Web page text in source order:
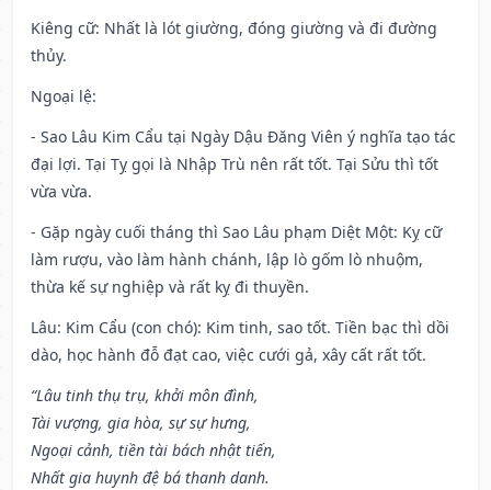
Kiêng cữ: Nhất là lót giường, đóng giường và đi đường
thủy.
Ngoại lệ:
- Sao Lâu Kim Cẩu tại Ngày Dậu Đăng Viên ý nghĩa tạo tác
đại lợi. Tại Tỵ gọi là Nhập Trù nên rất tốt. Tại Sửu thì tốt
vừa vừa.
- Gặp ngày cuối tháng thì Sao Lâu phạm Diệt Một: Kỵ cữ
làm rượu, vào làm hành chánh, lập lò gốm lò nhuộm,
thừa kế sự nghiệp và rất kỵ đi thuyền.
Lâu: Kim Cẩu (con chó): Kim tinh, sao tốt. Tiền bạc thì dồi
dào, học hành đỗ đạt cao, việc cưới gả, xây cất rất tốt.
“Lâu tinh thụ trụ, khởi môn đình,
Tài vượng, gia hòa, sự sự hưng,
Ngoại cảnh, tiền tài bách nhật tiến,
Nhất gia huynh đệ bá thanh danh.